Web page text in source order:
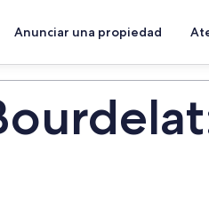
Anunciar una propiedad